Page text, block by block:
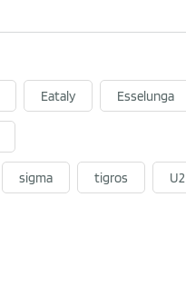
Eataly Esselunga
sigma tigros U2